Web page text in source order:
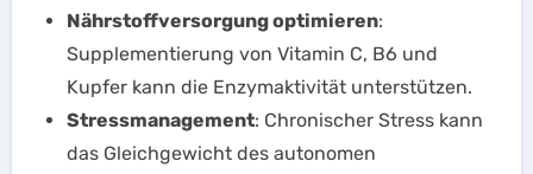
Nährstoffversorgung optimieren:
Supplementierung von Vitamin C, B6 und
Kupfer kann die Enzymaktivität unterstützen.
Stressmanagement: Chronischer Stress kann
das Gleichgewicht des autonomen